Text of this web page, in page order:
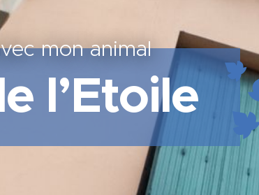
mon animal
l’Etoile